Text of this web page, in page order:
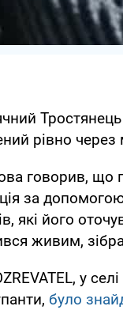
рівно
говорив, що
за
які його
живим,
у
було